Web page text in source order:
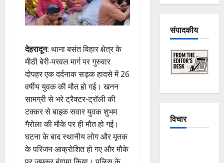
देहरादून: थाना बसंत विहार क्षेत्र के
मीठी बेरी-परवल मार्ग पर गुरुवार
दोपहर एक दर्दनाक सड़क हादसे में 26
वर्षीय युवक की मौत हो गई। खनन
सामग्री से भरे ट्रैक्टर-ट्रॉली की
टक्कर से बाइक सवार युवक शुभम
गैरोला की मौके पर ही मौत हो गई।
घटना के बाद स्थानीय लोग और मृतक
के परिजन आक्रोशित हो गए और मौके
संपादकीय
विचार